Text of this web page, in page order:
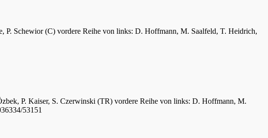
Schewior (C) vordere Reihe von links: D. Hoffmann, M. Saalfeld, T. Heidrich,
P. Kaiser, S. Czerwinski (TR) vordere Reihe von links: D. Hoffmann, M.
53151